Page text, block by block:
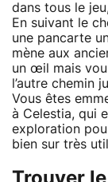
dans tous le
En suivant le
une pancarte
mène aux
un œil mais
l’autre chemin
Vous êtes
à Celestia, qui
exploration
bien sur très